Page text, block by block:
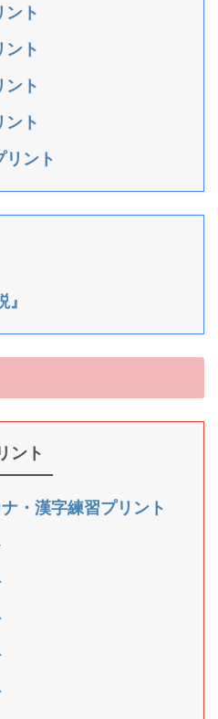
ント
ント
ント
ント
リント
ント
・漢字練習プリント